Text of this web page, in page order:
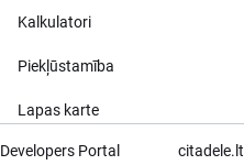
Kalkulatori
Piekļūstamība
Lapas karte
Developers Portal
citadele.lt